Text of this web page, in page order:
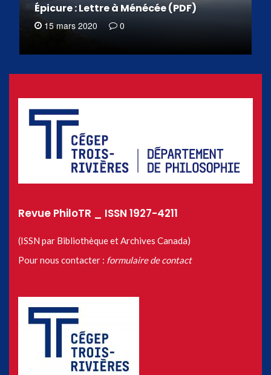
Épicure : Lettre à Ménécée (PDF)
15 mars 2020 0
Revue PhiloTR _ ISSN 1927-4211
(ISSN par Bibliothèque et Archives Canada)
Pour nous contacter : formulaire de contact